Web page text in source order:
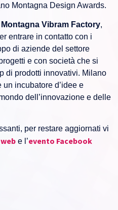
Montagna Design Awards.
Montagna Vibram Factory,
entrare in contatto con i
di aziende del settore
e con società che si
di prodotti innovativi. Milano
incubatore d’idee e
dell’innovazione e delle
per restare aggiornati vi
e l’evento Facebook